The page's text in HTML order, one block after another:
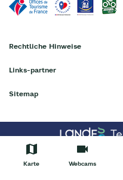
Rechtliche Hinweise
Links-partner
Sitemap
Karte Webcams